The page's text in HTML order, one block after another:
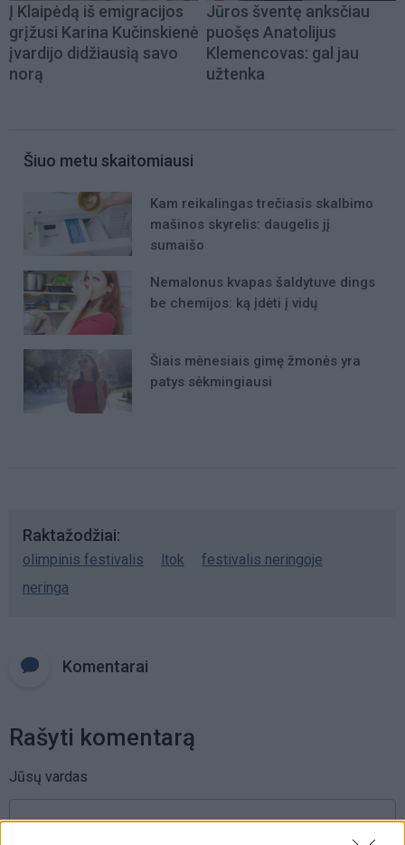
Į Klaipėdą iš emigracijos
grįžusi Karina Kučinskienė
įvardijo didžiausią savo
norą
Jūros šventę anksčiau
puošęs Anatolijus
Klemencovas: gal jau
užtenka
Šiuo metu skaitomiausi
Kam reikalingas trečiasis skalbimo
mašinos skyrelis: daugelis jį
sumaišo
Nemalonus kvapas šaldytuve dings
be chemijos: ką įdėti į vidų
Šiais mėnesiais gimę žmonės yra
patys sėkmingiausi
Raktažodžiai
olimpinis festivalis ltok
festivalis neringoje
neringa
Komentarai
Rašyti komentarą
Jūsų vardas